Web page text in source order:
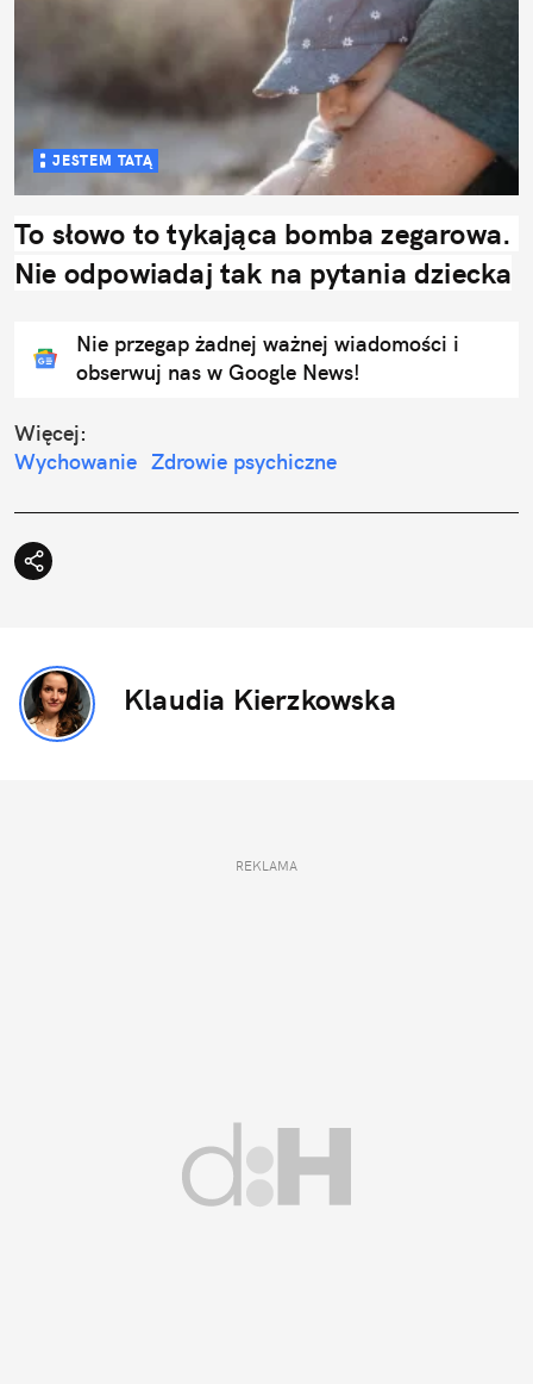
JESTEM TATĄ
To słowo to tykająca bomba zegarowa.
Nie odpowiadaj tak na pytania dziecka
Nie przegap żadnej ważnej wiadomości i
obserwuj nas w Google News!
Więcej:
Wychowanie Zdrowie psychiczne
Klaudia Kierzkowska
REKLAMA